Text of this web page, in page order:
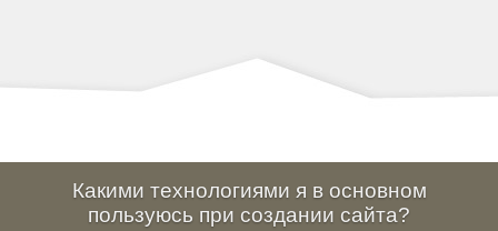
Какими технологиями я в основном
пользуюсь при создании сайта?